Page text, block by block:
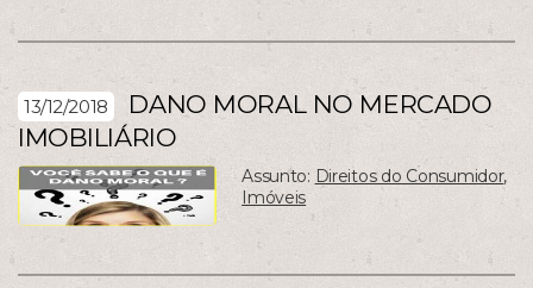
13/12/2018
DANO MORAL NO MERCADO
IMOBILIÁRIO
Assunto: Direitos do Consumidor,
Imóveis